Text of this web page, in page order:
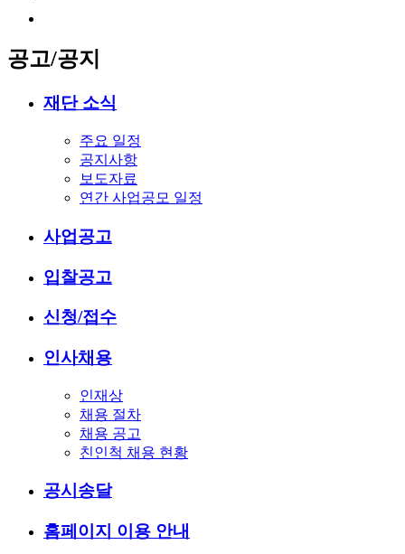
공고/공지
재단 소식
주요 일정
공지사항
보도자료
연간 사업공모 일정
사업공고
입찰공고
신청/접수
인사채용
인재상
채용 절차
채용 공고
친인척 채용 현황
공시송달
홈페이지 이용 안내